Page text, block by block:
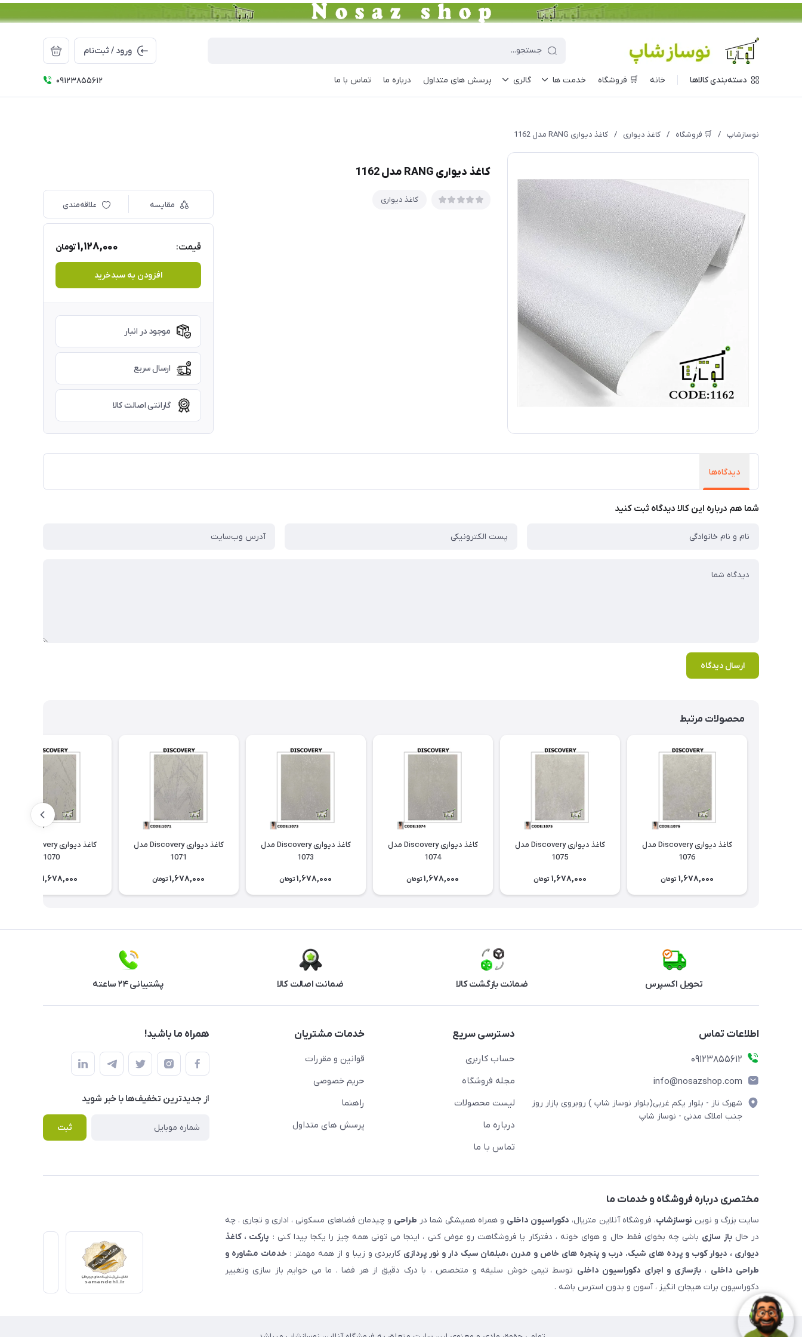
ورود / ثبت‌نام
دسته‌بندی کالاها خانه 🛒 فروشگاه خدمت ها گالری پرسش های متداول درباره ما تماس با ما 09123855612
نوسازشاپ / 🛒 فروشگاه / کاغذ دیواری / کاغذ دیواری RANG مدل 1162
کاغذ دیواری RANG مدل 1162
کاغذ دیواری
مقایسه علاقه‌مندی
قیمت: 1,128,000تومان
افزودن به سبدخرید
موجود در انبار
ارسال سریع
گارانتی اصالت کالا
دیدگاه‌ها
شما هم درباره این کالا دیدگاه ثبت کنید
ارسال دیدگاه
محصولات مرتبط
کاغذ دیواری Discovery مدل
1076
1,678,000 تومان
کاغذ دیواری Discovery مدل
1075
1,678,000 تومان
کاغذ دیواری Discovery مدل
1074
1,678,000 تومان
کاغذ دیواری Discovery مدل
1073
1,678,000 تومان
کاغذ دیواری Discovery مدل
1071
1,678,000 تومان
1070
1,678,000
تحویل اکسپرس ضمانت بازگشت کالا ضمانت اصالت کالا پشتیبانی ۲۴ ساعته
اطلاعات تماس
09123855612
info@nosazshop.com
شهرک ناز - بلوار یکم غربی(بلوار نوساز شاپ ) روبروی بازار روز
جنب املاک مدنی - نوساز شاپ
دسترسی سریع
حساب کاربری
مجله فروشگاه
لیست محصولات
درباره ما
تماس با ما
خدمات مشتریان
قوانین و مقررات
حریم خصوصی
راهنما
پرسش های متداول
همراه ما باشید!
از جدید‌ترین تخفیف‌ها با‌ خبر شوید
ثبت
مختصری درباره فروشگاه و خدمات ما
سایت بزرگ و نوین نوسازشاپ، فروشگاه آنلاین متریال، دکوراسیون داخلی و همراه همیشگی شما در طراحی و چیدمان فضاهای مسکونی ، اداری و تجاری . چه
در حالباز سازی باشی چه بخوای فقط حال و هوای خونه ، دفترکار یا فروشگاهت رو عوض کنی ، اینجا می تونی همه چیز را یکجا پیدا کنی : پارکت ، کاغذ
دیواری ، دیوار کوب و پرده های شیک. درب و پنجره های خاص و مدرن ،مبلمان سبک دار و نور پردازی کاربردی و زیبا و از همه مهمتر : خدمات مشاوره و
طراحی داخلی ،بازسازی و اجرای دکوراسیون داخلی توسط تیمی خوش سلیقه و متخصص ، با درک دقیق از هر فضا . ما می خوایم باز سازی وتغییر
دکوراسیون برات هیجان انگیز ، آسون و بدون استرس باشه .